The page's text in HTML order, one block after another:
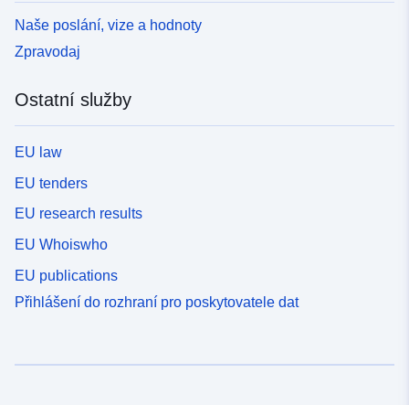
Naše poslání, vize a hodnoty
Zpravodaj
Ostatní služby
EU law
EU tenders
EU research results
EU Whoiswho
EU publications
Přihlášení do rozhraní pro poskytovatele dat